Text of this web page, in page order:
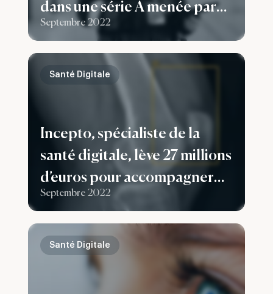
dans une série A menée par
LBO France pour se
développer sur les marchés
français et européen
Septembre 2022
Incepto, spécialiste de la
santé digitale, lève 27 millions
d’euros pour accompagner
son développement
européen
Septembre 2022
Santé Digitale
Santé Digitale